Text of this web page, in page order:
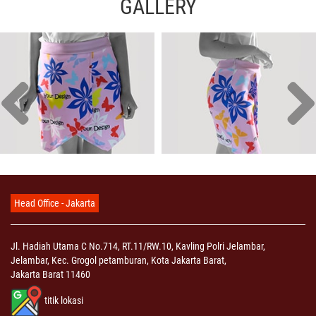
GALLERY
Head Office - Jakarta
Jl. Hadiah Utama C No.714, RT.11/RW.10, Kavling Polri Jelambar,
Jelambar, Kec. Grogol petamburan, Kota Jakarta Barat,
Jakarta Barat 11460
titik lokasi